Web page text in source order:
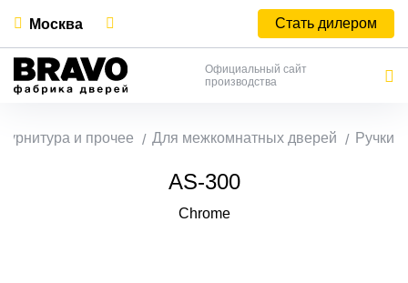
Москва Стать дилером
Официальный сайт
производства
и прочее Для межкомнатных дверей Ручки
AS-300
Chrome